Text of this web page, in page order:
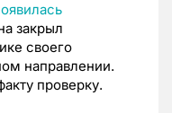
закрыл
своего
направлении.
проверку.